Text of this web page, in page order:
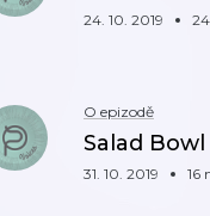
24. 10. 2019
O epizodě
Salad
31. 10. 2019 16